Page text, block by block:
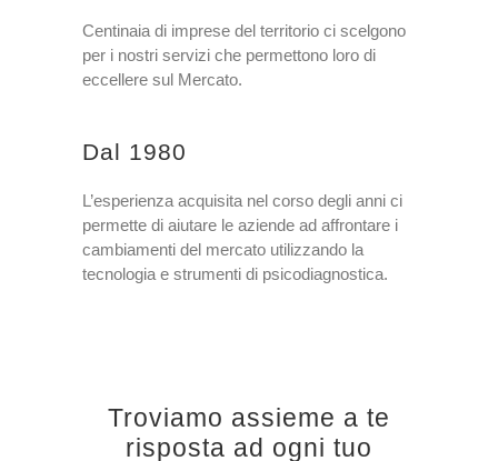
Centinaia di imprese del territorio ci scelgono
per i nostri servizi che permettono loro di
eccellere sul Mercato.
Dal 1980
L’esperienza acquisita nel corso degli anni ci
permette di aiutare le aziende ad affrontare i
cambiamenti del mercato utilizzando la
tecnologia e strumenti di psicodiagnostica.
Troviamo assieme a te
risposta ad ogni tuo